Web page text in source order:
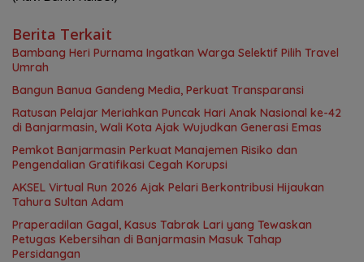
Berita Terkait
Bambang Heri Purnama Ingatkan Warga Selektif Pilih Travel
Umrah
Bangun Banua Gandeng Media, Perkuat Transparansi
Ratusan Pelajar Meriahkan Puncak Hari Anak Nasional ke-42
di Banjarmasin, Wali Kota Ajak Wujudkan Generasi Emas
Pemkot Banjarmasin Perkuat Manajemen Risiko dan
Pengendalian Gratifikasi Cegah Korupsi
AKSEL Virtual Run 2026 Ajak Pelari Berkontribusi Hijaukan
Tahura Sultan Adam
Praperadilan Gagal, Kasus Tabrak Lari yang Tewaskan
Petugas Kebersihan di Banjarmasin Masuk Tahap
Persidangan